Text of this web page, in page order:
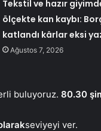
Tekstil ve hazır
ölçekte kan kaybı:
katlandı kârlar eksi
Ağustos 7, 2026
buluyoruz. 80.30
seviyeyi ver.